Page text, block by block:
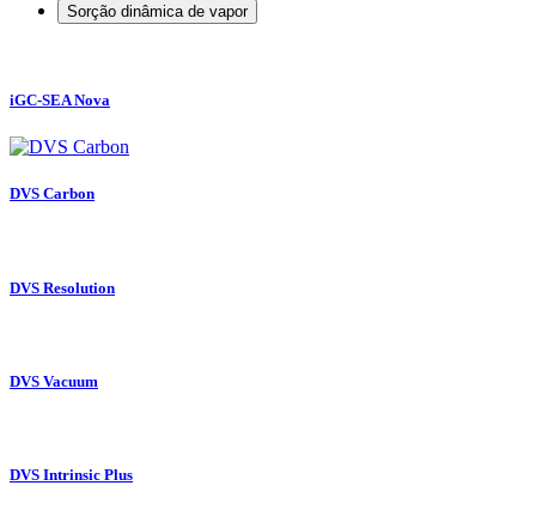
Sorção dinâmica de vapor
iGC-SEA Nova
DVS Carbon
DVS Resolution
DVS Vacuum
DVS Intrinsic Plus